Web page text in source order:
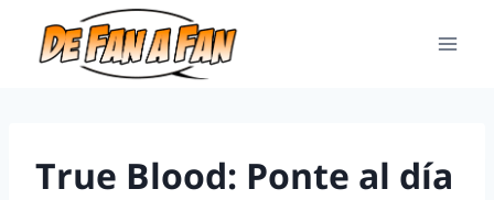
True Blood: Ponte al día